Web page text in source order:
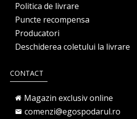
Politica de livrare
Puncte recompensa
Producatori
Deschiderea coletului la livrare
CONTACT
Magazin exclusiv online
comenzi@egospodarul.ro